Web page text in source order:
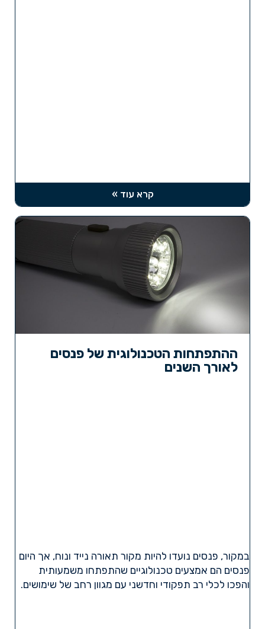
קרא עוד »
ההתפתחות הטכנולוגית של פנסים
לאורך השנים
במקור, פנסים נועדו להיות מקור תאורה נייד ונוח, אך היום
פנסים הם אמצעים טכנולוגיים שהתפתחו משמעותית
והפכו לכלי רב תפקודי וחדשני עם מגוון רחב של שימושים.